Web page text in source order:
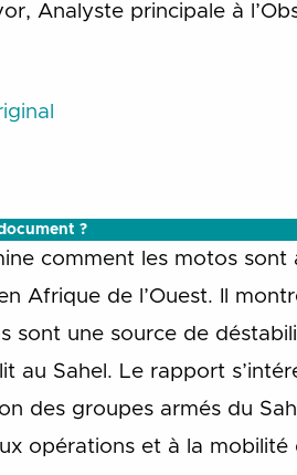
Analyste principale à
?
comment les motos
Afrique de l’Ouest. Il
sont une source de
au Sahel. Le rapport
des groupes armés du
opérations et à la mobilité